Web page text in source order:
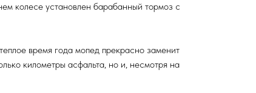
колесе установлен барабанный тормоз с
время года мопед прекрасно заменит
километры асфальта, но и, несмотря на